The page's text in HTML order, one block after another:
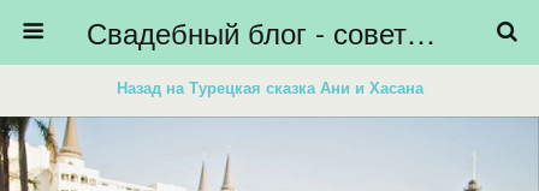
Свадебный блог - советы невестам, подготовка к свадьбе - HiBride
Назад на Турецкая сказка Ани и Хасана